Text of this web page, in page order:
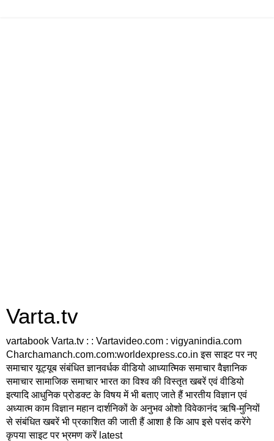
Varta.tv
vartabook Varta.tv : : Vartavideo.com : vigyanindia.com
Charchamanch.com.com:worldexpress.co.in इस साइट पर नए
समाचार यूट्यूब संबंधित ज्ञानवर्धक वीडियो आध्यात्मिक समाचार वैज्ञानिक
समाचार सामाजिक समाचार भारत का विश्व की विस्तृत खबरें एवं वीडियो
इत्यादि आधुनिक प्रोडक्ट के विषय में भी बताए जाते हैं भारतीय विज्ञान एवं
अध्यात्म काम विज्ञान महान दार्शनिकों के अनुभव ओशो विवेकानंद ऋषि-मुनियों
से संबंधित खबरें भी प्रकाशित की जाती हैं आशा है कि आप इसे पसंद करेंगे
कृपया साइट पर भ्रमण करें latest